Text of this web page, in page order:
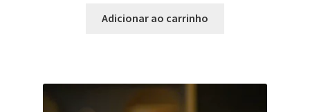
Adicionar ao carrinho